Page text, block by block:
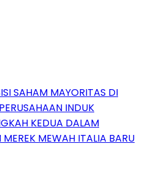
SAHAM MAYORITAS DI
INDUK
KEDUA DALAM
MEWAH ITALIA BARU